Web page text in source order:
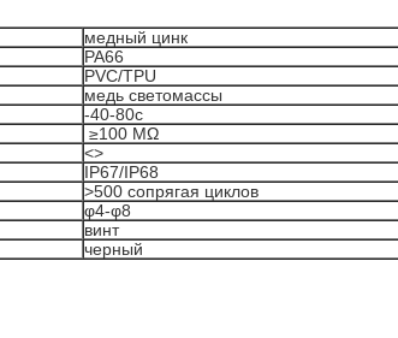
медный цинк
PA66
PVC/TPU
медь светомассы
-40-80c
≥100 MΩ
<>
IP67/IP68
>500 сопрягая циклов
φ4-φ8
винт
черный